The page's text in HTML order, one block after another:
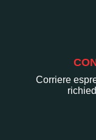
Corriere